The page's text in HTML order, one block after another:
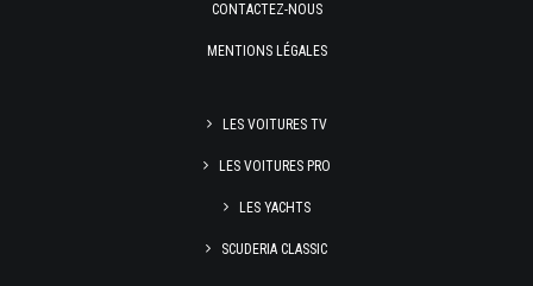
CONTACTEZ-NOUS
MENTIONS LÉGALES
LES VOITURES TV
LES VOITURES PRO
LES YACHTS
SCUDERIA CLASSIC